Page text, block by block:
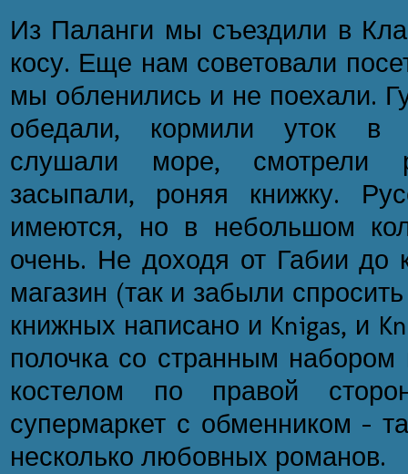
Из Паланги мы съездили в
косу. Еще нам советовали
мы обленились и не поехали.
обедали, кормили уток в
слушали море, смотрели
засыпали, роняя книжку.
имеются, но в небольшом
очень. Не доходя от Габии до
магазин (так и забыли
книжных написано и Knigas, и
полочка со странным набором
костелом по правой
супермаркет с обменником -
несколько любовных романов.